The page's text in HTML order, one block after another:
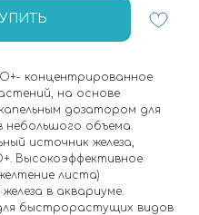
концентрированное
на основе
дозатором для
небольшого объема.
источник железа,
Высокоэффективное
листа)
в аквариуме.
быстрорастущих видов